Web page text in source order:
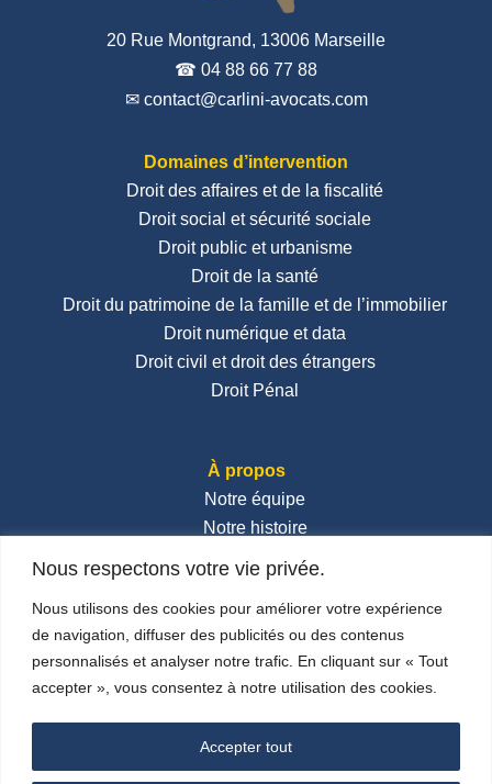
Nous respectons votre vie privée.
Nous utilisons des cookies pour améliorer votre expérience
de navigation, diffuser des publicités ou des contenus
personnalisés et analyser notre trafic. En cliquant sur « Tout
accepter », vous consentez à notre utilisation des cookies.
Accepter tout
20 Rue Montgrand, 13006 Marseille
☎ 04 88 66 77 88
✉ contact@carlini-avocats.com
Domaines d’intervention
Droit des affaires et de la fiscalité
Droit social et sécurité sociale
Droit public et urbanisme
Droit de la santé
Droit du patrimoine de la famille et de l’immobilier
Droit numérique et data
Droit civil et droit des étrangers
Droit Pénal
À propos
Notre équipe
Notre histoire
Notre implantation
Nos honoraires
Contactez-nous
Actualités
Réseaux sociaux